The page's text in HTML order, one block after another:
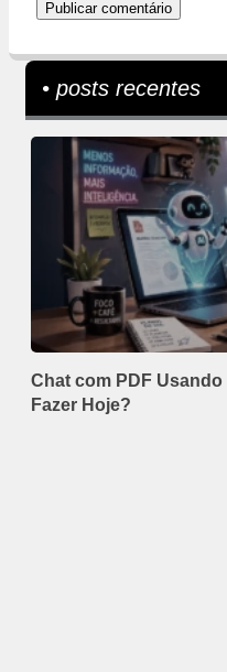
• posts recentes
Chat com PDF Usando
Fazer Hoje?